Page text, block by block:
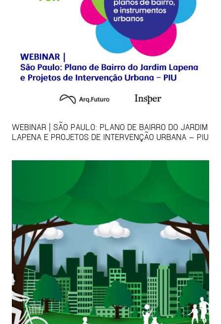
WEBINAR | SÃO PAULO: PLANO DE BAIRRO DO JARDIM
LAPENA E PROJETOS DE INTERVENÇÃO URBANA – PIU